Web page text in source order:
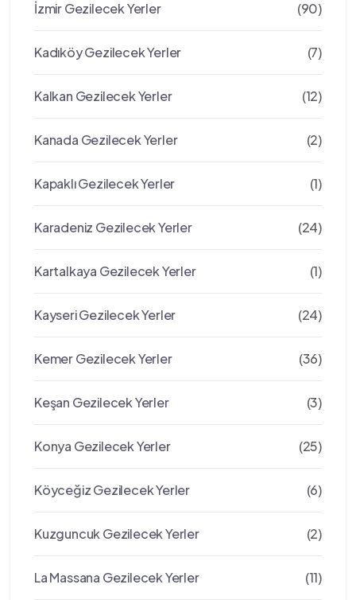
İzmir Gezilecek Yerler (90)
Kadıköy Gezilecek Yerler (7)
Kalkan Gezilecek Yerler (12)
Kanada Gezilecek Yerler (2)
Kapaklı Gezilecek Yerler (1)
Karadeniz Gezilecek Yerler (24)
Kartalkaya Gezilecek Yerler (1)
Kayseri Gezilecek Yerler (24)
Kemer Gezilecek Yerler (36)
Keşan Gezilecek Yerler (3)
Konya Gezilecek Yerler (25)
Köyceğiz Gezilecek Yerler (6)
Kuzguncuk Gezilecek Yerler (2)
La Massana Gezilecek Yerler (11)